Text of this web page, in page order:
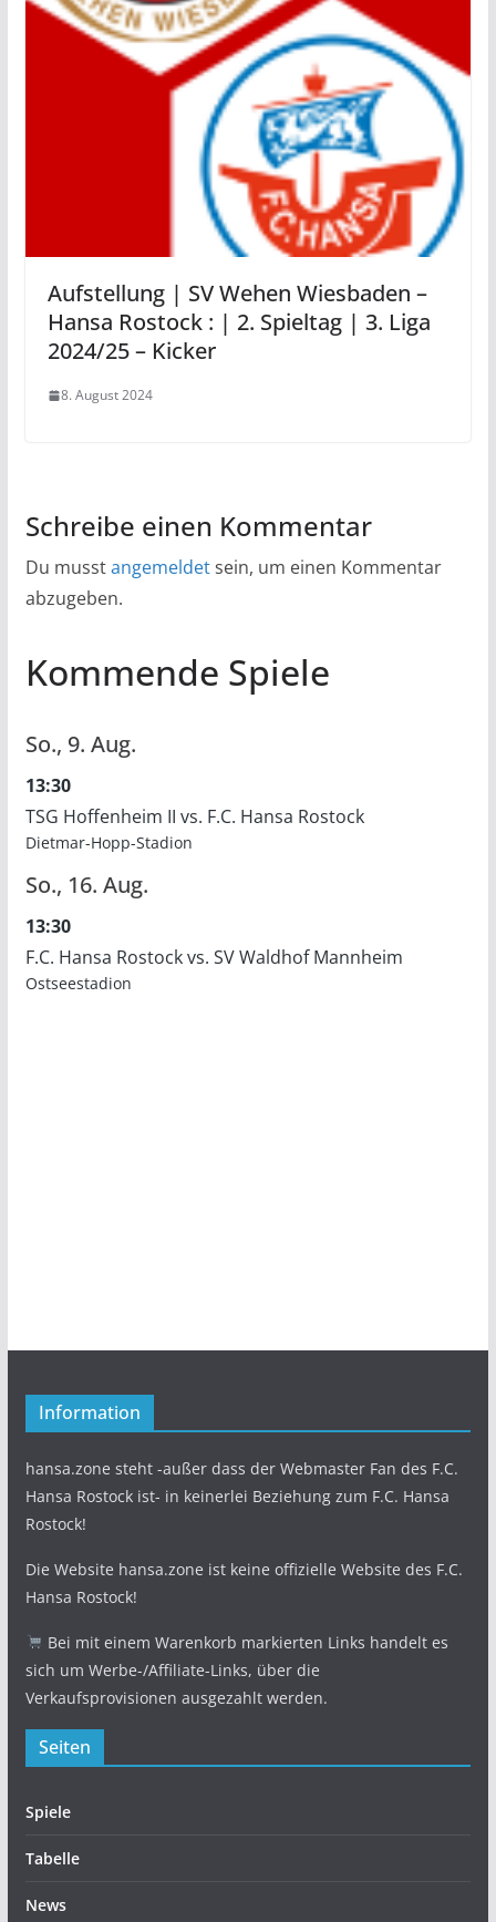
Aufstellung | SV Wehen Wiesbaden –
Hansa Rostock : | 2. Spieltag | 3. Liga
2024/25 – Kicker
8. August 2024
Schreibe einen Kommentar
Du musstangemeldetsein, um einen Kommentar
abzugeben.
Kommende Spiele
So., 9. Aug.
13:30
TSG Hoffenheim II vs. F.C. Hansa Rostock
Dietmar-Hopp-Stadion
So., 16. Aug.
13:30
F.C. Hansa Rostock vs. SV Waldhof Mannheim
Ostseestadion
Information
hansa.zone steht -außer dass der Webmaster Fan des F.C.
Hansa Rostock ist- in keinerlei Beziehung zum F.C. Hansa
Rostock!
Die Website hansa.zone ist keine offizielle Website des F.C.
Hansa Rostock!
Bei mit einem Warenkorb markierten Links handelt es
sich um Werbe-/Affiliate-Links, über die
Verkaufsprovisionen ausgezahlt werden.
Seiten
Spiele
Tabelle
News